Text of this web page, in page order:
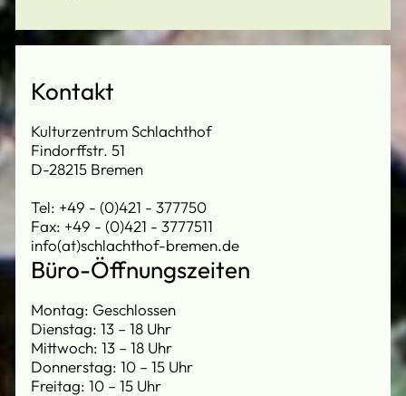
Kontakt
Kulturzentrum Schlachthof
Findorffstr. 51
D-28215 Bremen
Tel: +49 - (0)421 - 377750
Fax: +49 - (0)421 - 3777511
info(at)schlachthof-bremen.de
Büro-Öffnungszeiten
Montag: Geschlossen
Dienstag: 13 – 18 Uhr
Mittwoch: 13 – 18 Uhr
Donnerstag: 10 – 15 Uhr
Freitag: 10 – 15 Uhr